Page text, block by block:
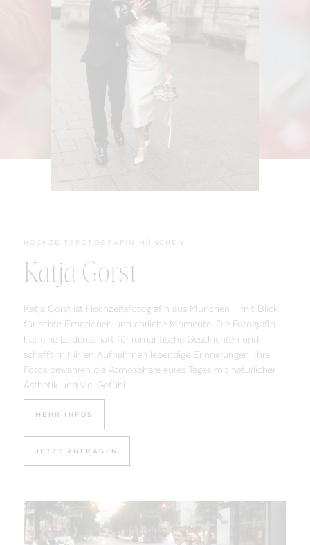
HOCHZEITSFOTOGRAFIN MÜNCHEN:
Katja Gorst
Katja Gorst ist Hochzeitsfotografin aus München – mit Blick
für echte Emotionen und ehrliche Momente. Die Fotografin
hat eine Leidenschaft für romantische Geschichten und
schafft mit ihren Aufnahmen lebendige Erinnerungen. Ihre
Fotos bewahren die Atmosphäre eures Tages mit natürlicher
Ästhetik und viel Gefühl.
MEHR INFOS
JETZT ANFRAGEN